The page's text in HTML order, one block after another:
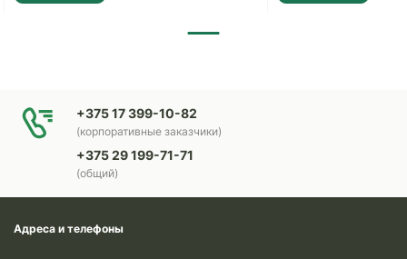
+375 17 399-10-82
(корпоративные заказчики)
+375 29 199-71-71
(общий)
Адреса и телефоны